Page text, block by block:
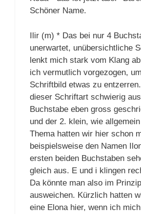
Schöner Name.
Ilir (m) * Das bei nur 4
unerwartet, unübersichtliche
lenkt mich stark vom Klang
ich vermutlich vorgezogen,
Schriftbild etwas zu
dieser Schriftart schwierig
Buchstabe eben gross
und der 2. klein, wie
Thema hatten wir hier schon
beispielsweise den Namen
ersten beiden Buchstaben
gleich aus. E und i klingen
Da könnte man also im
ausweichen. Kürzlich hatten
eine Elona hier, wenn ich